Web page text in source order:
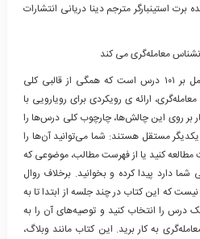
برت استینبارگر مترجم دینا دریانی انتشارات
کتاب مربی معامله گری روزانه مشتمل بر ۱۰۱ درس است که همگی از قالبی کلی
ارائه ی رویکردی برای رویارویی با
بر روی این چالش‌ها، چارچوب کلی درس‌ها را
مستقل هستند: شما می‌توانید آن‌ها را
مطالعه کنید یا از فهرست مطالب، موضوعی که
شما دارد پیدا کرده و بخوانید. برخلاف روال
که این کتاب در چند جلسه از ابتدا تا به
درس را انتخاب کنید و توصیه‌های آن را به‌
به کار برید. این کتاب مانند وبلاگ،